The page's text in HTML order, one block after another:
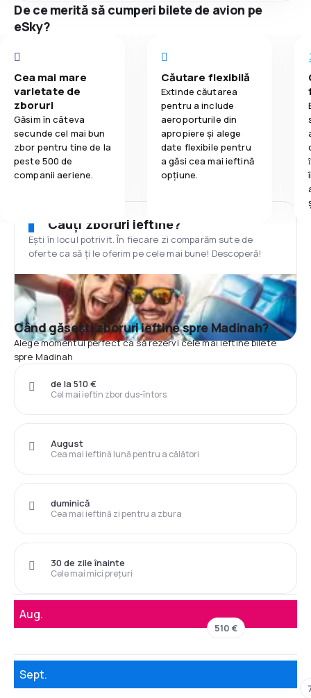
De ce merită să cumperi bilete de avion pe
eSky?
Cea mai mare
varietate de
zboruri
Găsim în câteva
secunde cel mai bun
zbor pentru tine de la
peste 500 de
companii aeriene.
Căutare flexibilă
Extinde căutarea
pentru a include
aeroporturile din
apropiere și alege
date flexibile pentru
a găsi cea mai ieftină
opțiune.
Cauți zboruri ieftine?
Ești în locul potrivit. În fiecare zi comparăm sute de
oferte ca să ți le oferim pe cele mai bune! Descoperă!
Când găsești zboruri ieftine spre Madinah?
Alege momentul perfect ca să rezervi cele mai ieftine bilete
spre Madinah
Cel mai ieftin zbor dus-întors
de la 510 €
Cea mai ieftină lună pentru a călători
August
Cea mai ieftină zi pentru a zbura
duminică
Cele mai mici prețuri
30 de zile înainte
Aug.
510 €
Sept.